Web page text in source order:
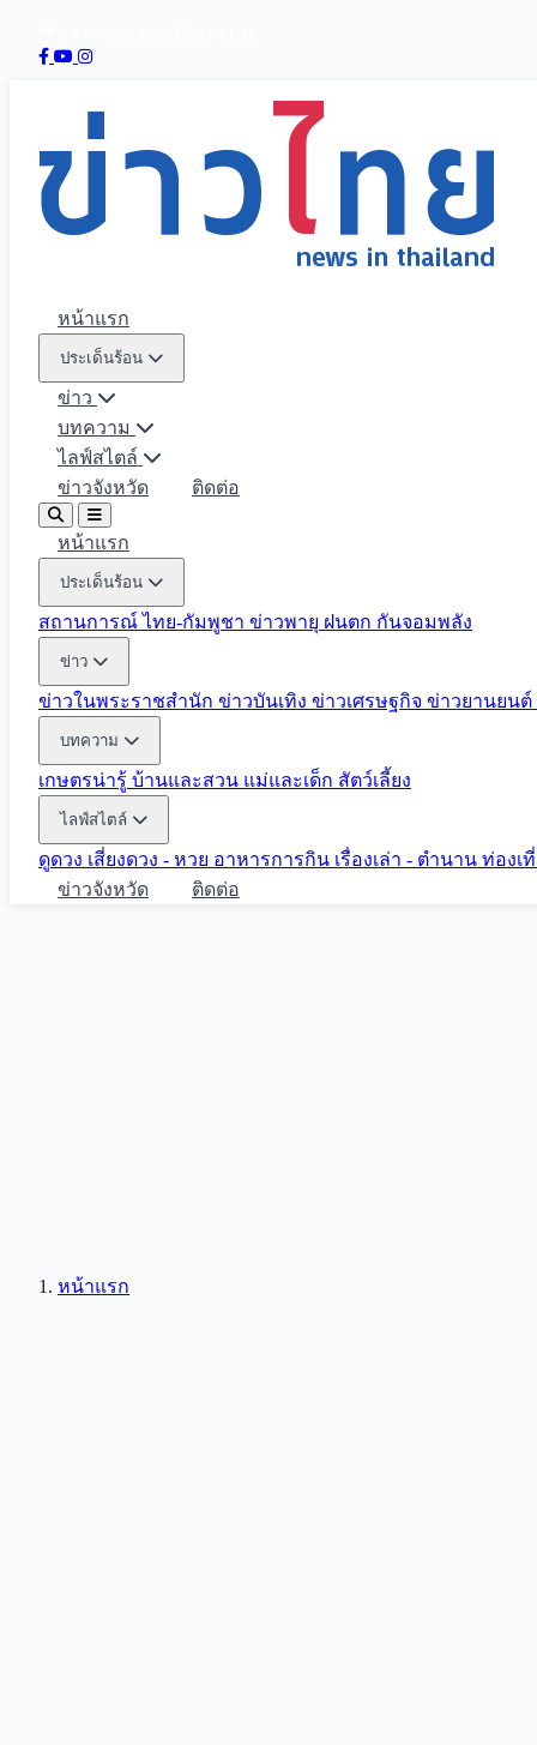
หน้าแรก
ประเด็นร้อน
ข่าว
บทความ
ไลฟ์สไตล์
ข่าวจังหวัด
ติดต่อ
หน้าแรก
ประเด็นร้อน
สถานการณ์ ไทย-กัมพูชา ข่าวพายุ ฝนตก กันจอมพลัง
ข่าว
ข่าวในพระราชสำนัก ข่าวบันเทิง ข่าวเศรษฐกิจ ข่าวยานยนต์
บทความ
เกษตรน่ารู้ บ้านและสวน แม่และเด็ก สัตว์เลี้ยง
ไลฟ์สไตล์
ดูดวง เสี่ยงดวง - หวย อาหารการกิน เรื่องเล่า - ตำนาน ท่องเ
ข่าวจังหวัด
ติดต่อ
หน้าแรก